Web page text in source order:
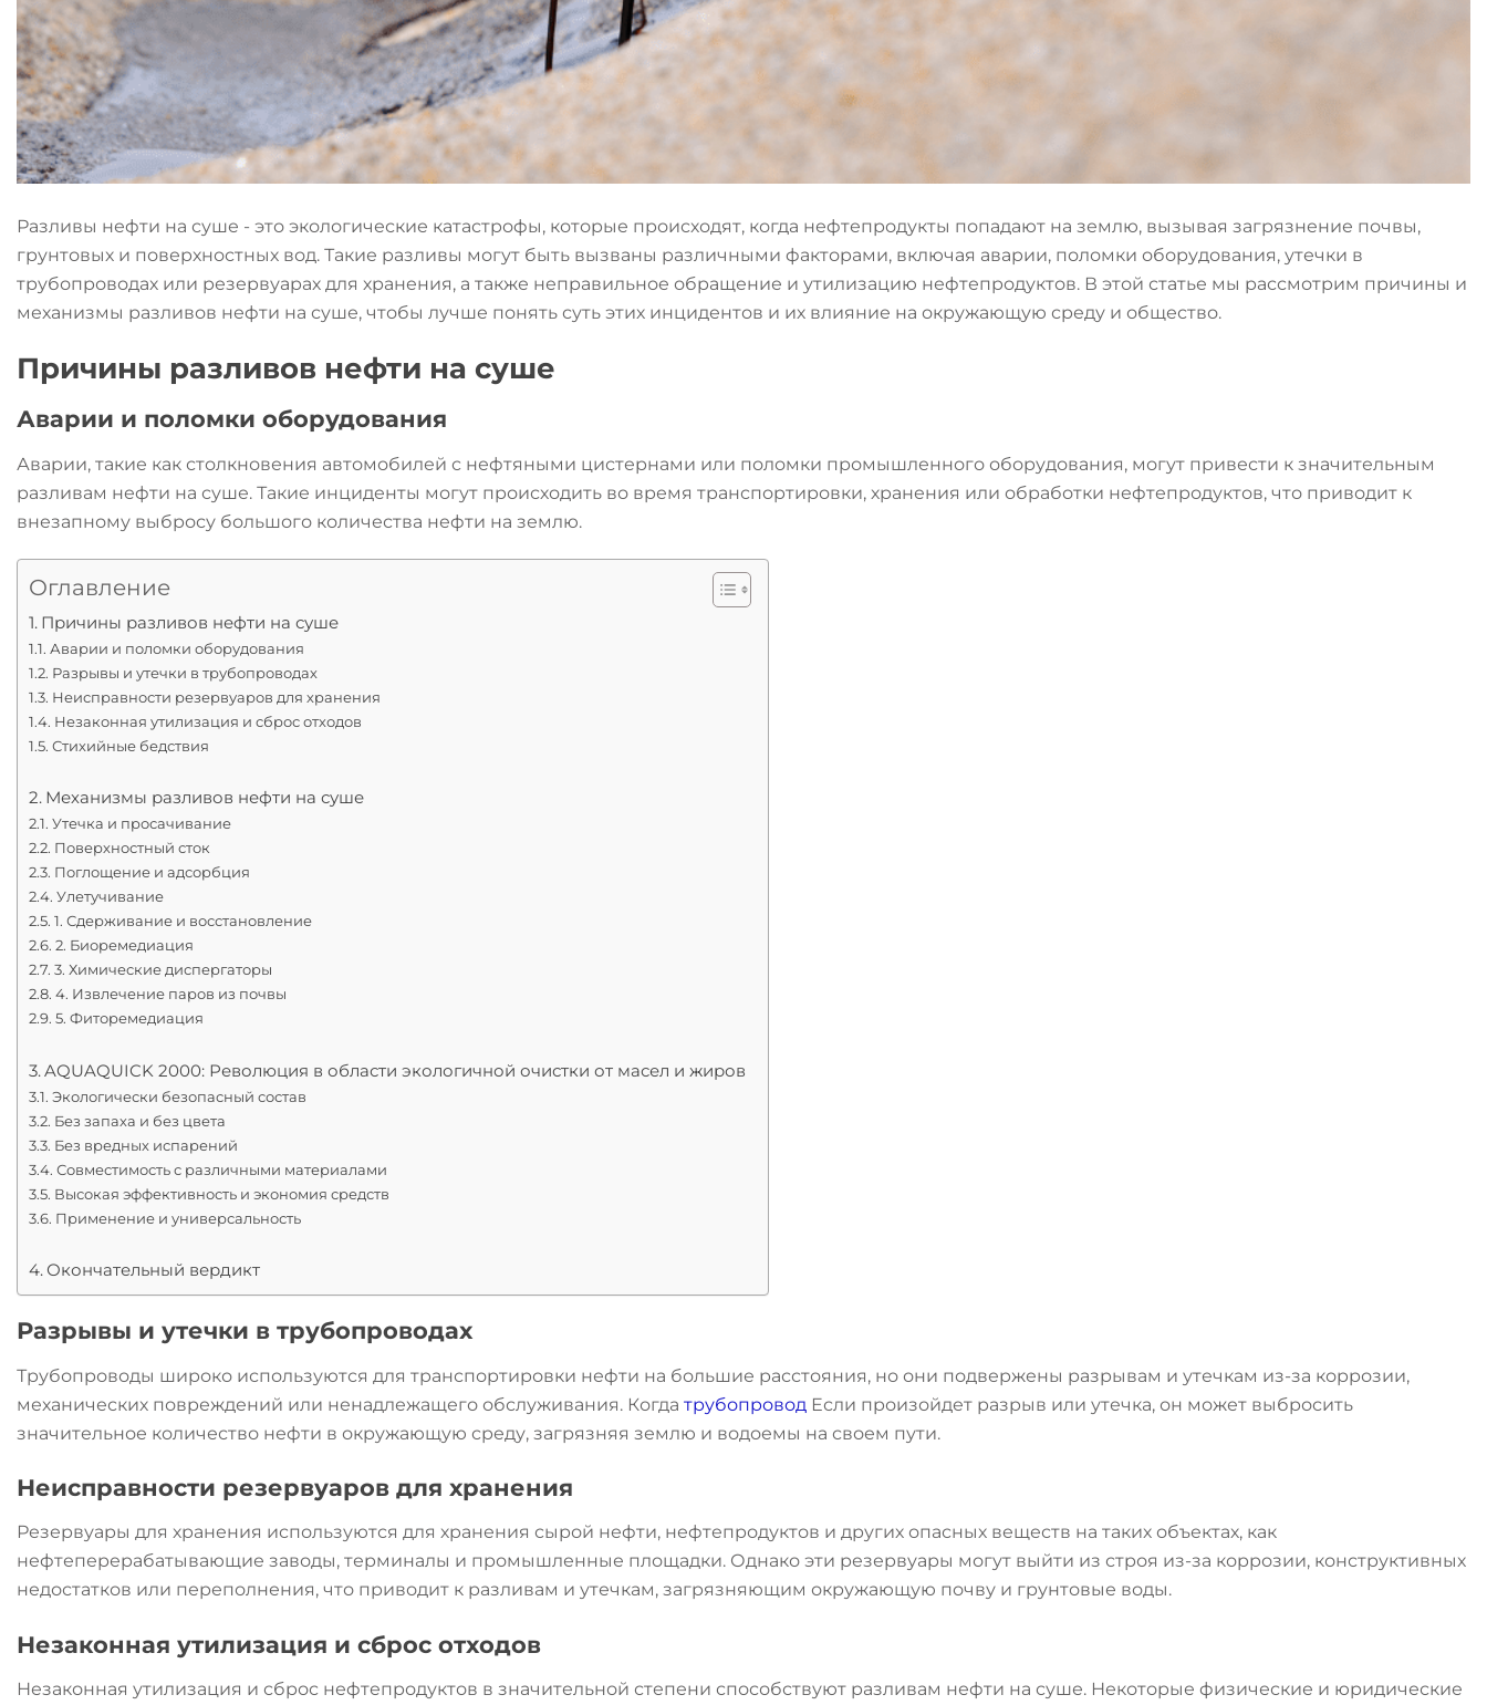
Разливы нефти на суше - это экологические катастрофы, которые происходят, когда нефтепродукты попадают на землю, вызывая загрязнение почвы,
грунтовых и поверхностных вод. Такие разливы могут быть вызваны различными факторами, включая аварии, поломки оборудования, утечки в
трубопроводах или резервуарах для хранения, а также неправильное обращение и утилизацию нефтепродуктов. В этой статье мы рассмотрим причины и
механизмы разливов нефти на суше, чтобы лучше понять суть этих инцидентов и их влияние на окружающую среду и общество.
Причины разливов нефти на суше
Аварии и поломки оборудования
Аварии, такие как столкновения автомобилей с нефтяными цистернами или поломки промышленного оборудования, могут привести к значительным
разливам нефти на суше. Такие инциденты могут происходить во время транспортировки, хранения или обработки нефтепродуктов, что приводит к
внезапному выбросу большого количества нефти на землю.
Оглавление
Причины разливов нефти на суше
Аварии и поломки оборудования
Разрывы и утечки в трубопроводах
Неисправности резервуаров для хранения
Незаконная утилизация и сброс отходов
Стихийные бедствия
Механизмы разливов нефти на суше
Утечка и просачивание
Поверхностный сток
Поглощение и адсорбция
Улетучивание
1. Сдерживание и восстановление
2. Биоремедиация
3. Химические диспергаторы
4. Извлечение паров из почвы
5. Фиторемедиация
AQUAQUICK 2000: Революция в области экологичной очистки от масел и жиров
Экологически безопасный состав
Без запаха и без цвета
Без вредных испарений
Совместимость с различными материалами
Высокая эффективность и экономия средств
Применение и универсальность
Окончательный вердикт
Разрывы и утечки в трубопроводах
Трубопроводы широко используются для транспортировки нефти на большие расстояния, но они подвержены разрывам и утечкам из-за коррозии,
механических повреждений или ненадлежащего обслуживания. Когда трубопровод Если произойдет разрыв или утечка, он может выбросить
значительное количество нефти в окружающую среду, загрязняя землю и водоемы на своем пути.
Неисправности резервуаров для хранения
Резервуары для хранения используются для хранения сырой нефти, нефтепродуктов и других опасных веществ на таких объектах, как
нефтеперерабатывающие заводы, терминалы и промышленные площадки. Однако эти резервуары могут выйти из строя из-за коррозии, конструктивных
недостатков или переполнения, что приводит к разливам и утечкам, загрязняющим окружающую почву и грунтовые воды.
Незаконная утилизация и сброс отходов
Незаконная утилизация и сброс нефтепродуктов в значительной степени способствуют разливам нефти на суше. Некоторые физические и юридические